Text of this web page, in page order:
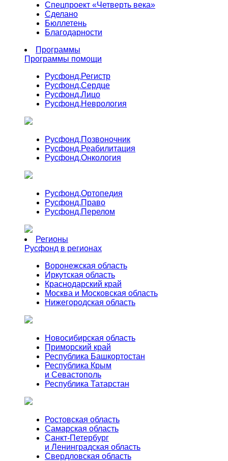
Спецпроект «Четверть века»
Сделано
Бюллетень
Благодарности
Программы
Программы помощи
Русфонд.Регистр
Русфонд.Сердце
Русфонд.Лицо
Русфонд.Неврология
Русфонд.Позвоночник
Русфонд.Реабилитация
Русфонд.Онкология
Русфонд.Ортопедия
Русфонд.Право
Русфонд.Перелом
Регионы
Русфонд в регионах
Воронежская область
Иркутская область
Краснодарский край
Москва и Московская область
Нижегородская область
Новосибирская область
Приморский край
Республика Башкортостан
Республика Крым
и Севастополь
Республика Татарстан
Ростовская область
Самарская область
Санкт-Петербург
и Ленинградская область
Свердловская область